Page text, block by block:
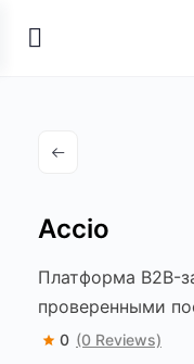
Accio
Платформа B2B-
проверенными
0 (0 Reviews)